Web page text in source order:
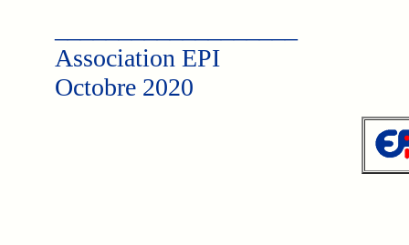
Association EPI
Octobre 2020